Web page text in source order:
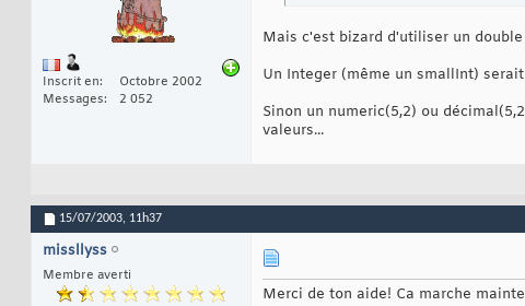
Inscrit en
Octobre 2002
Messages
2 052
Mais c'est bizard d'utiliser un
Un Integer (même un smallInt)
Sinon un numeric(5,2) ou
valeurs...
15/07/2003, 11h37
missllyss
Membre averti
Merci de ton aide! Ca marche